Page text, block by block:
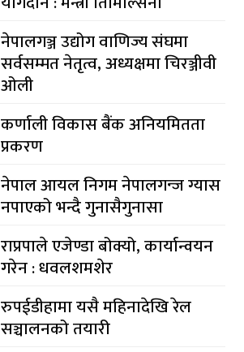
नेपालगञ्ज उद्योग वाणिज्य संघमा
सर्वसम्मत नेतृत्व, अध्यक्षमा चिरञ्जीवी
ओली
कर्णाली विकास बैंक अनियमितता
प्रकरण
नेपाल आयल निगम नेपालगन्ज ग्यास
नपाएको भन्दै गुनासैगुनासा
राप्रपाले एजेण्डा बोक्यो, कार्यान्वयन
गरेन : धवलशमशेर
रुपईडीहामा यसै महिनादेखि रेल
सञ्चालनको तयारी